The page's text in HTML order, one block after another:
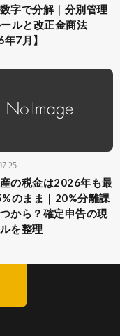
字で分解｜分別管理
ルと改正金商法
年7月】
の税金は2026年も最
のまま｜20%分離課
から？確定申告の現
を整理